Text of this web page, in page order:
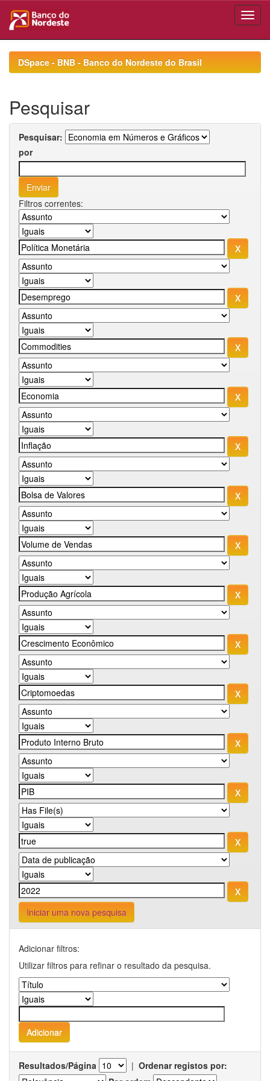
navigationDSpace - BNB - Banco do Nordeste do Brasil
Pesquisar
Pesquisar:
por
Filtros correntes:
Iniciar uma nova pesquisa
Adicionar filtros:
Utilizar filtros para refinar o resultado da pesquisa.
Resultados/Página | Ordenar registos por: